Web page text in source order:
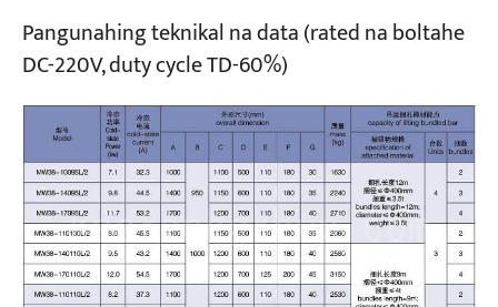
Pangunahing teknikal na data (rated na boltahe
DC-220V, duty cycle TD-60%)